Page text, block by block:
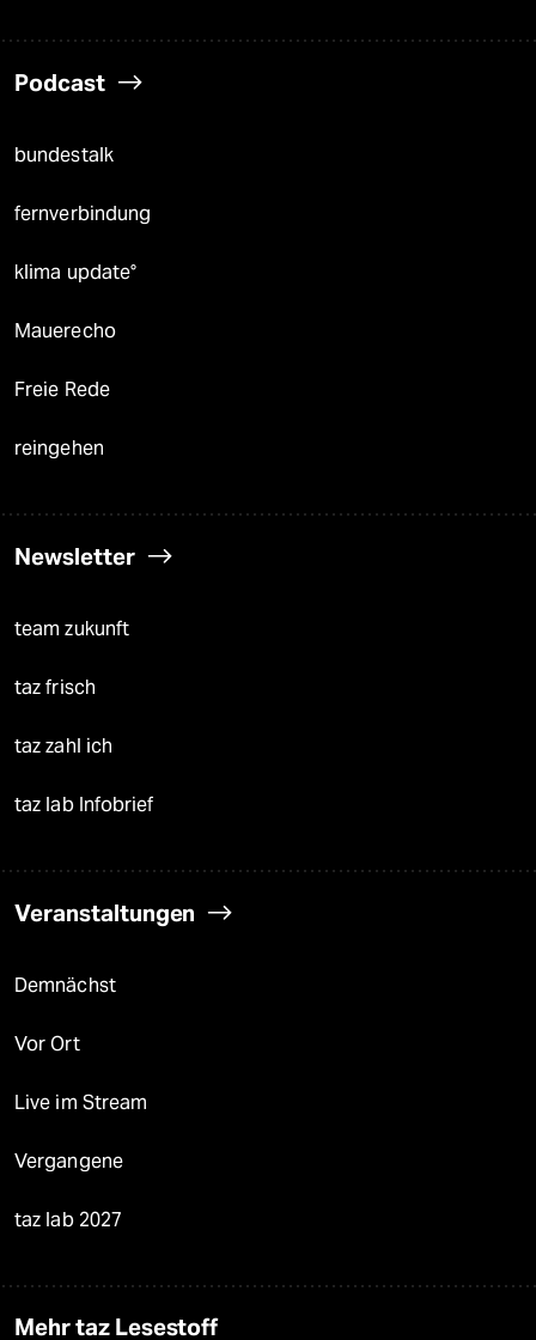
Podcast
bundestalk
fernverbindung
klima update°
Mauerecho
Freie Rede
reingehen
Newsletter
team zukunft
taz frisch
taz zahl ich
taz lab Infobrief
Veranstaltungen
Demnächst
Vor Ort
Live im Stream
Vergangene
taz lab 2027
Mehr taz Lesestoff